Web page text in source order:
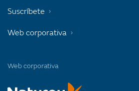
Web corporativa
Suscríbete
Web corporativa